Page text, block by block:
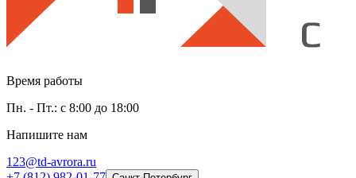
Время работы
Пн. - Пт.: с 8:00 до 18:00
Напишите нам
123@td-avrora.ru